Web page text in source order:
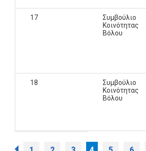
17
Συμβούλιο
Κοινότητας
Βόλου
18
Συμβούλιο
Κοινότητας
Βόλου